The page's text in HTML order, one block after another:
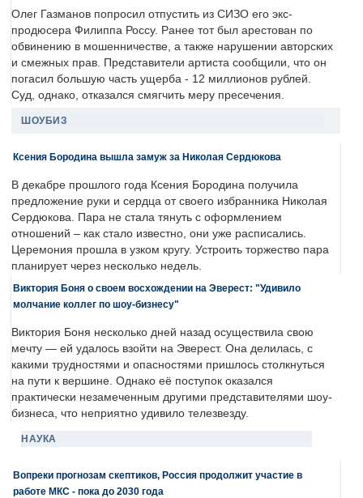
Олег Газманов попросил отпустить из СИЗО его экс-
продюсера Филиппа Россу. Ранее тот был арестован по
обвинению в мошенничестве, а также нарушении авторских
и смежных прав. Представители артиста сообщили, что он
погасил большую часть ущерба - 12 миллионов рублей.
Суд, однако, отказался смягчить меру пресечения.
ШОУБИЗ
Ксения Бородина вышла замуж за Николая Сердюкова
В декабре прошлого года Ксения Бородина получила
предложение руки и сердца от своего избранника Николая
Сердюкова. Пара не стала тянуть с оформлением
отношений – как стало известно, они уже расписались.
Церемония прошла в узком кругу. Устроить торжество пара
планирует через несколько недель.
Виктория Боня о своем восхождении на Эверест: "Удивило
молчание коллег по шоу-бизнесу"
Виктория Боня несколько дней назад осуществила свою
мечту — ей удалось взойти на Эверест. Она делилась, с
какими трудностями и опасностями пришлось столкнуться
на пути к вершине. Однако её поступок оказался
практически незамеченным другими представителями шоу-
бизнеса, что неприятно удивило телезвезду.
НАУКА
Вопреки прогнозам скептиков, Россия продолжит участие в
работе МКС - пока до 2030 года